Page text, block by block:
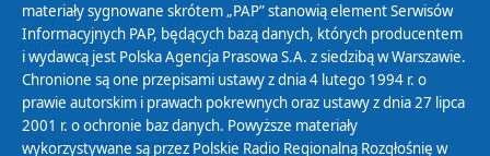
Polityka ochrony danych osobowych
Abonament
Zamówienia publiczne
Biuletyn Informacji Publicznej
materiały sygnowane skrótem „PAP” stanowią element Serwisów
Informacyjnych PAP, będących bazą danych, których producentem
i wydawcą jest Polska Agencja Prasowa S.A. z siedzibą w Warszawie.
Chronione są one przepisami ustawy z dnia 4 lutego 1994 r. o
prawie autorskim i prawach pokrewnych oraz ustawy z dnia 27 lipca
2001 r. o ochronie baz danych. Powyższe materiały
wykorzystywane są przez Polskie Radio Regionalną Rozgłośnię w